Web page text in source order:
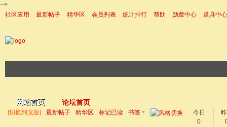
-->
社区应用
最新帖子 精华区 会员列表 统计排行 帮助 勋章中心
道具中心
网站首页 论坛首页
帖子
[切换到宽版] 最新帖子 精华区 标记已读 书签 ▼
今日
0